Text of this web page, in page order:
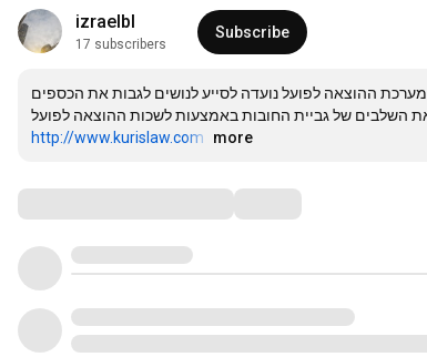
izraelbl
17 subscribers
Subscribe
מערכת ההוצאה לפועל נועדה לסייע לנושים לגבות את הכספים
http://www.kurislaw.com
…
more